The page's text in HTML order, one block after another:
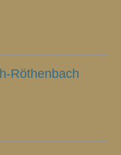
Röthenbach